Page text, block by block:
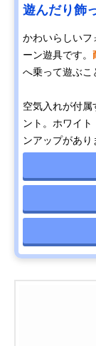
遊んだり飾
かわいらしいフ
ーン遊具です。
へ乗って遊ぶこ
空気入れが付属
ント。ホワイ
ンアップがあり